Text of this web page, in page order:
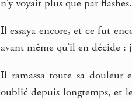
n’y voyait plus que par flashes.
Il essaya encore, et ce fut
avant même qu’il en décide
Il ramassa toute sa douleur
oublié depuis longtemps, et